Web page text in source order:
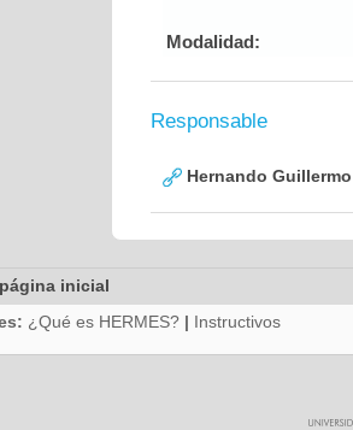
Modalidad:
Responsable
Hernando
inicial
¿Qué es HERMES? | Instructivos